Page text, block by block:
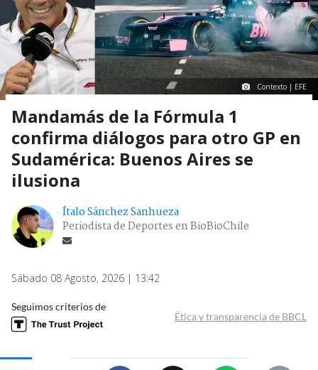
Contexto | EFE
Mandamás de la Fórmula 1
confirma diálogos para otro GP en
Sudamérica: Buenos Aires se
ilusiona
Ítalo Sánchez Sanhueza
Periodista de Deportes en BioBioChile
Sábado 08 Agosto, 2026 | 13:42
Seguimos criterios de
Ética y transparencia de BBCL